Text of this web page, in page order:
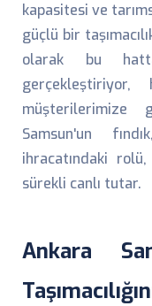
kapasitesi ve
güçlü bir
olarak bu
müşterilerimize
Samsun'un
ihracatındaki
sürekli canlı tutar.
Ankara